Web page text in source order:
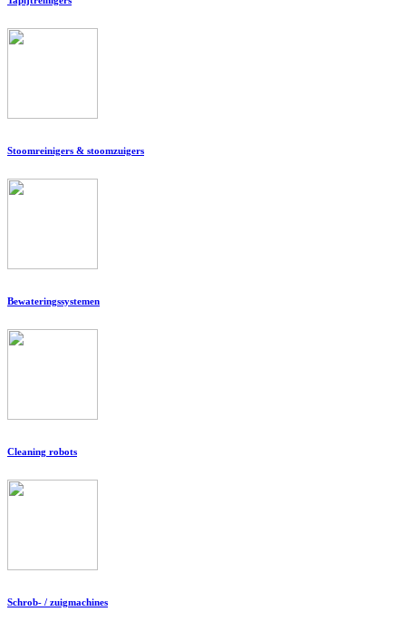
Stoomreinigers & stoomzuigers
Bewateringssystemen
Cleaning robots
Schrob- / zuigmachines